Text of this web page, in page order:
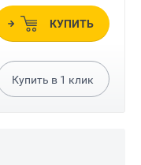
КУПИТЬ
Купить в 1 клик